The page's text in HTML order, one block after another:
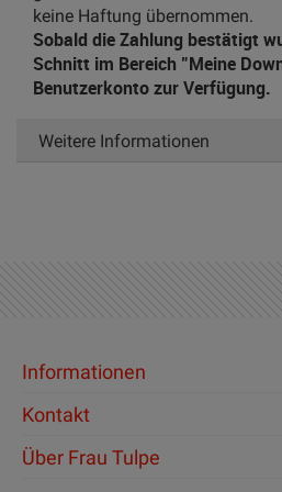
keine Haftung übernommen.
Sobald die Zahlung bestätigt
Schnitt im Bereich "Meine
Benutzerkonto zur Verfügung.
Weitere Informationen
Informationen
Kontakt
Über Frau Tulpe